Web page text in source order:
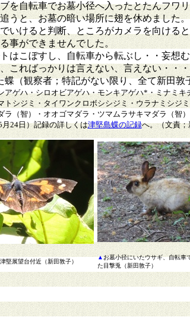
を自転車でお墓小径へ入ったとたんフワ
うと、お墓の暗い場所に翅を休めました
いけると判断、ところがカメラを向ける
事ができませんでした。
はこぼすし、自転車から転ぶし・・妄想
こればっかりは言えない、言えない・・・
蝶（観察者；特記がない限り、全て新田敦
ゲハ・シロオビアゲハ・モンキアゲハ*・ミナミ
シジミ・タイワンクロボシシジミ・ウラナミシジ
（智）・オオゴマダラ・ツマムラサキマダラ（智
24日）記録の詳しくは津堅島蝶の記録へ。（文責
堅展望台付近（新田敦子）
▲お墓小径にいたウサギ、自転車
た目撃兎（新田敦子）